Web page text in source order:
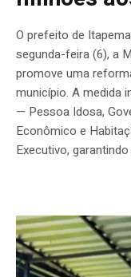
O prefeito de
segunda-feira (6), a
promove uma
município. A medida
— Pessoa Idosa,
Econômico e
Executivo,